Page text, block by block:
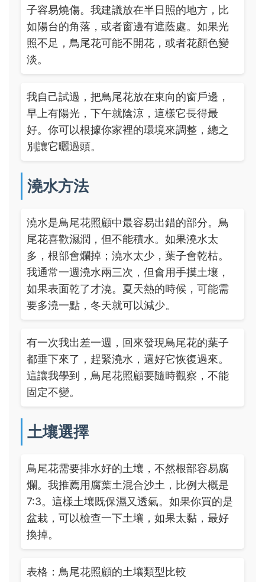
子容易燒傷。我建議放在半日照的地方，比
如陽台的角落，或者窗邊有遮蔭處。如果光
照不足，鳥尾花可能不開花，或者花顏色變
淡。
我自己試過，把鳥尾花放在東向的窗戶邊，
早上有陽光，下午就陰涼，這樣它長得最
好。你可以根據你家裡的環境來調整，總之
別讓它曬過頭。
澆水方法
澆水是鳥尾花照顧中最容易出錯的部分。鳥
尾花喜歡濕潤，但不能積水。如果澆水太
多，根部會爛掉；澆水太少，葉子會乾枯。
我通常一週澆水兩三次，但會用手摸土壤，
如果表面乾了才澆。夏天熱的時候，可能需
要多澆一點，冬天就可以減少。
有一次我出差一週，回來發現鳥尾花的葉子
都垂下來了，趕緊澆水，還好它恢復過來。
這讓我學到，鳥尾花照顧要隨時觀察，不能
固定不變。
土壤選擇
鳥尾花需要排水好的土壤，不然根部容易腐
爛。我推薦用腐葉土混合沙土，比例大概是
7:3。這樣土壤既保濕又透氣。如果你買的是
盆栽，可以檢查一下土壤，如果太黏，最好
換掉。
表格：鳥尾花照顧的土壤類型比較